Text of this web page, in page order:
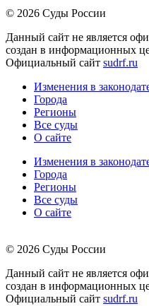
© 2026 Суды России
Данный сайт не является
создан в информационных
Официальный сайт sudrf.ru
Изменения в
Города
Регионы
Все суды
О сайте
Изменения в
Города
Регионы
Все суды
О сайте
© 2026 Суды России
Данный сайт не является
создан в информационных
Официальный сайт sudrf.ru